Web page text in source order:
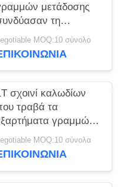
μετάδοσης
τη
χειρωνακτική
σειρά
MOQ:10 σύνολο
σχοινί καλωδίων
τραβά τα
γραμμών
μετάδοσης
για την
MOQ:10 σύνολα